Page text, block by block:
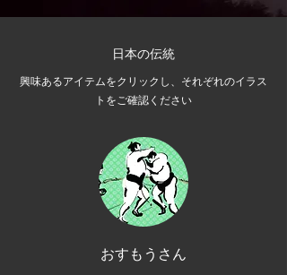
日本の伝統
興味あるアイテムをクリックし、それぞれのイラス
トをご確認ください
おすもうさん